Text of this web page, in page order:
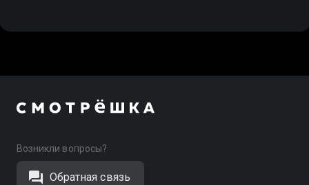
Возникли вопросы?
Обратная связь